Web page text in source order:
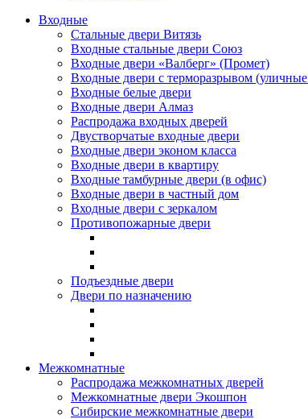
Входные
Стальные двери Витязь
Входные стальные двери Союз
Входные двери «Валберг» (Промет)
Входные двери с терморазрывом
Входные белые двери
Входные двери Алмаз
Распродажа входных дверей
Двустворчатые входные двери
Входные двери эконом класса
Входные двери в квартиру
Входные тамбурные двери (в офис)
Входные двери в частный дом
Входные двери с зеркалом
Противопожарные двери
Подъездные двери
Двери по назначению
Межкомнатные
Распродажа межкомнатных дверей
Межкомнатные двери Экошпон
Сибирские межкомнатные двери